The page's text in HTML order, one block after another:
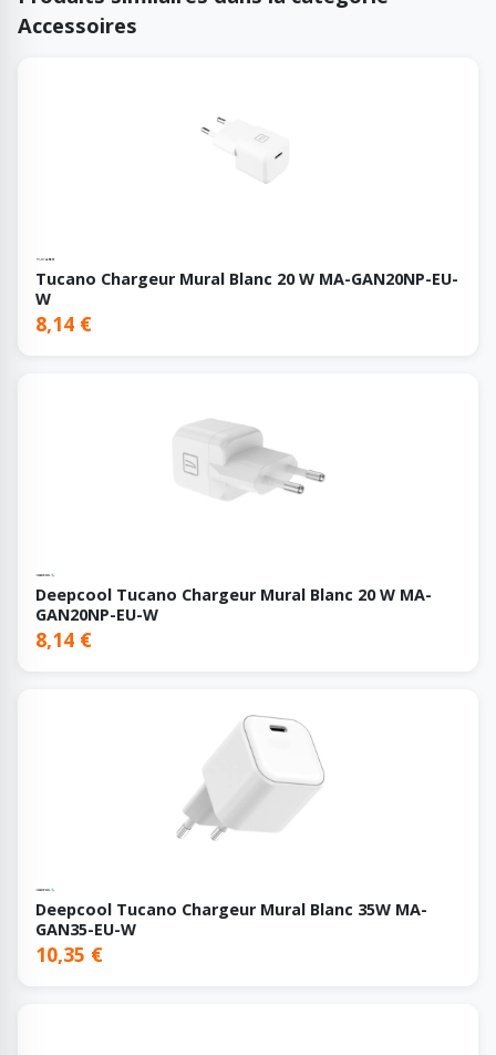
Accessoires
Tucano Chargeur Mural Blanc 20 W MA-GAN20NP-EU-
W
8,14 €
Deepcool Tucano Chargeur Mural Blanc 20 W MA-
GAN20NP-EU-W
8,14 €
Deepcool Tucano Chargeur Mural Blanc 35W MA-
GAN35-EU-W
10,35 €